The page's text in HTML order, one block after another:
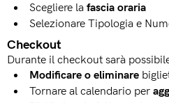
Scegliere la fascia oraria
Selezionare Tipologia e
Checkout
Durante il checkout sarà
Modificare o eliminare
Tornare al calendario per